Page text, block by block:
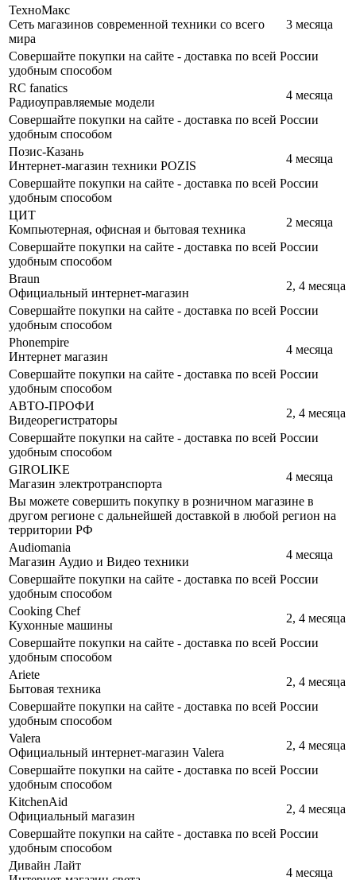
ТехноМакс
Сеть магазинов современной техники со всего
мира
3 месяца
Совершайте покупки на сайте - доставка по всей России
удобным способом
RC fanatics
Радиоуправляемые модели
4 месяца
Совершайте покупки на сайте - доставка по всей России
удобным способом
Позис-Казань
Интернет-магазин техники POZIS
4 месяца
Совершайте покупки на сайте - доставка по всей России
удобным способом
ЦИТ
Компьютерная, офисная и бытовая техника
2 месяца
Совершайте покупки на сайте - доставка по всей России
удобным способом
Braun
Официальный интернет-магазин
2, 4 месяца
Совершайте покупки на сайте - доставка по всей России
удобным способом
Phonempire
Интернет магазин
4 месяца
Совершайте покупки на сайте - доставка по всей России
удобным способом
АВТО-ПРОФИ
Видеорегистраторы
2, 4 месяца
Совершайте покупки на сайте - доставка по всей России
удобным способом
GIROLIKE
Магазин электротранспорта
4 месяца
Вы можете совершить покупку в розничном магазине в
другом регионе с дальнейшей доставкой в любой регион на
территории РФ
Audiomania
Магазин Аудио и Видео техники
4 месяца
Совершайте покупки на сайте - доставка по всей России
удобным способом
Cooking Chef
Кухонные машины
2, 4 месяца
Совершайте покупки на сайте - доставка по всей России
удобным способом
Ariete
Бытовая техника
2, 4 месяца
Совершайте покупки на сайте - доставка по всей России
удобным способом
Valera
Официальный интернет-магазин Valera
2, 4 месяца
Совершайте покупки на сайте - доставка по всей России
удобным способом
KitchenАid
Официальный магазин
2, 4 месяца
Совершайте покупки на сайте - доставка по всей России
удобным способом
Дивайн Лайт
4 месяца